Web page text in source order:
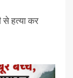
से हत्या कर